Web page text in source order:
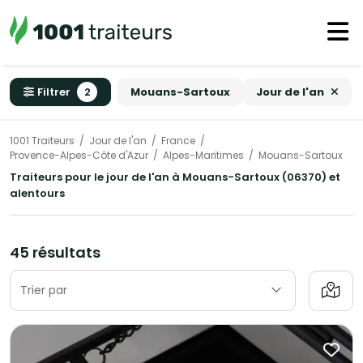
Filtrer 2 Mouans-Sartoux Jour de l'an
1001 Traiteurs Jour de l'an
France
Provence-Alpes-Côte d'Azur
Alpes-Maritimes Mouans-Sartoux
Traiteurs pour le jour de l'an à Mouans-Sartoux (06370) et
alentours
45 résultats
Trier par